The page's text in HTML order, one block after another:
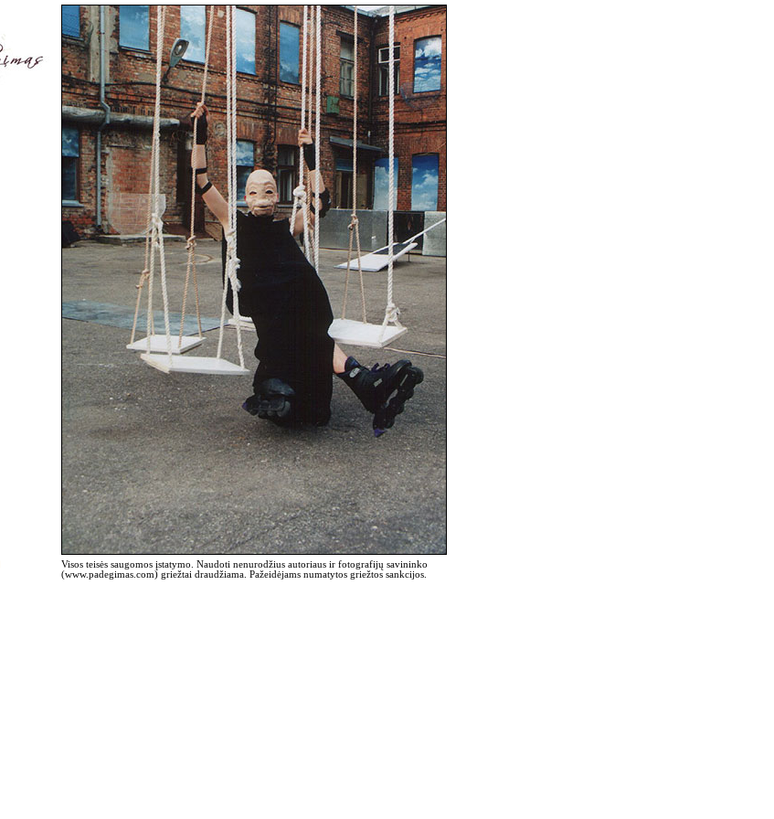
Visos teisės saugomos įstatymo. Naudoti nenurodžius autoriaus ir fotografijų savininko
(www.padegimas.com) griežtai draudžiama. Pažeidėjams numatytos griežtos sankcijos.